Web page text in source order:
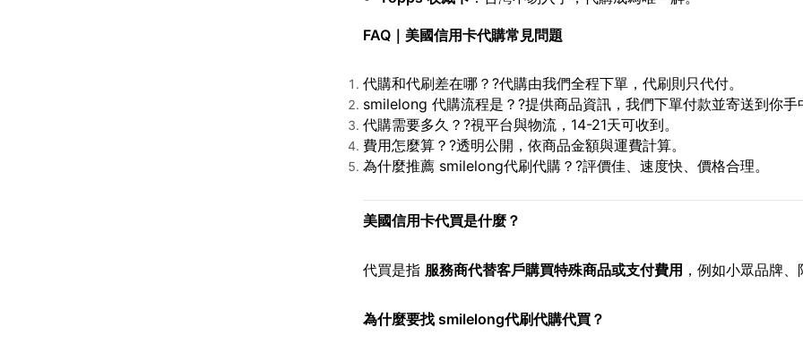
FAQ｜美國信用卡代購常見問題
代購和代刷差在哪？?代購由我們全程下單，代刷則只代付。
smilelong 代購流程是？?提供商品資訊，我們下單付款並寄送到你手
代購需要多久？?視平台與物流，14-21天可收到。
費用怎麼算？?透明公開，依商品金額與運費計算。
為什麼推薦 smilelong代刷代購？?評價佳、速度快、價格合理。
美國信用卡代買是什麼？
代買是指 服務商代替客戶購買特殊商品或支付費用 ，例如小眾品牌
為什麼要找 smilelong代刷代購代買？